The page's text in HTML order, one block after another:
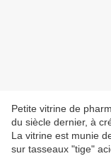
Petite vitrine de
du siècle dernier, à
La vitrine est munie
sur tasseaux "tige"